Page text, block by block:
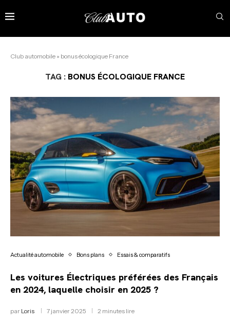
Club automobile » bonus écologique France
TAG : BONUS ÉCOLOGIQUE FRANCE
Actualité automobile Bons plans Essais & comparatifs
Les voitures Électriques préférées des Français
en 2024, laquelle choisir en 2025 ?
par Loris 7 janvier 2025 2 minutes lire